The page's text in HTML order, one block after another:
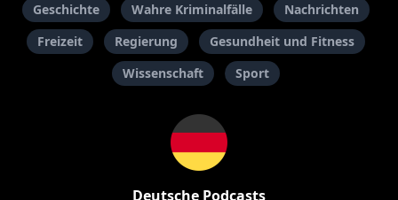
Geschichte
Wahre Kriminalfälle
Nachrichten
Freizeit
Regierung
Gesundheit und Fitness
Wissenschaft
Sport
Deutsche Podcasts